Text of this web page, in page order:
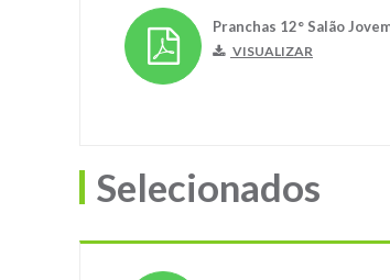
Pranchas 12° Salão
VISUALIZAR
Selecionados